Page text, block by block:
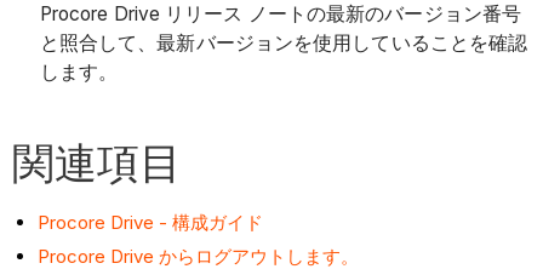
Procore Drive リリース ノートの最新のバージョン番号
と照合して、最新バージョンを使用していることを確認
します。
関連項目
Procore Drive - 構成ガイド
Procore Drive からログアウトします。